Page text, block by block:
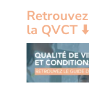
la QVCT ⬇️